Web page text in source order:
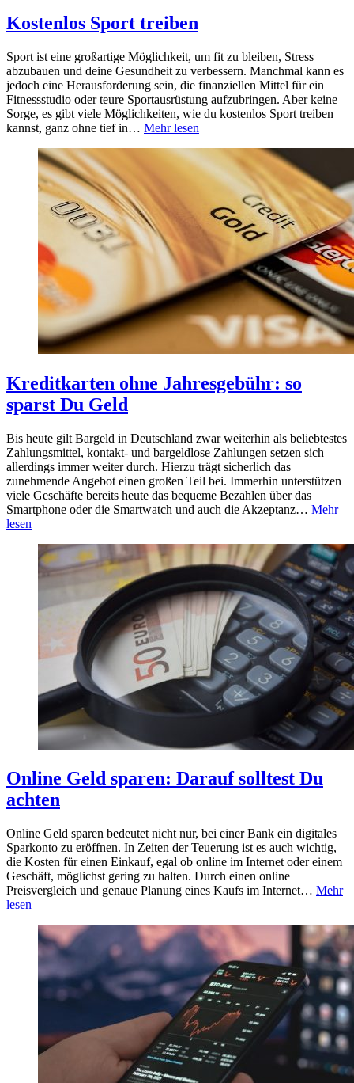
Kostenlos Sport treiben
Sport ist eine großartige Möglichkeit, um fit zu bleiben, Stress
abzubauen und deine Gesundheit zu verbessern. Manchmal kann es
jedoch eine Herausforderung sein, die finanziellen Mittel für ein
Fitnessstudio oder teure Sportausrüstung aufzubringen. Aber keine
Sorge, es gibt viele Möglichkeiten, wie du kostenlos Sport treiben
kannst, ganz ohne tief in… Mehr lesen
Kreditkarten ohne Jahresgebühr: so
sparst Du Geld
Bis heute gilt Bargeld in Deutschland zwar weiterhin als beliebtestes
Zahlungsmittel, kontakt- und bargeldlose Zahlungen setzen sich
allerdings immer weiter durch. Hierzu trägt sicherlich das
zunehmende Angebot einen großen Teil bei. Immerhin unterstützen
viele Geschäfte bereits heute das bequeme Bezahlen über das
Smartphone oder die Smartwatch und auch die Akzeptanz… Mehr
lesen
Online Geld sparen: Darauf solltest Du
achten
Online Geld sparen bedeutet nicht nur, bei einer Bank ein digitales
Sparkonto zu eröffnen. In Zeiten der Teuerung ist es auch wichtig,
die Kosten für einen Einkauf, egal ob online im Internet oder einem
Geschäft, möglichst gering zu halten. Durch einen online
Preisvergleich und genaue Planung eines Kaufs im Internet… Mehr
lesen